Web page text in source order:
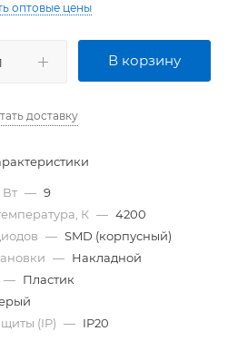
оптовые цены
В корзину
доставку
— 9
К — 4200
— SMD (корпусный)
— Накладной
— Пластик
(IP) — IP20